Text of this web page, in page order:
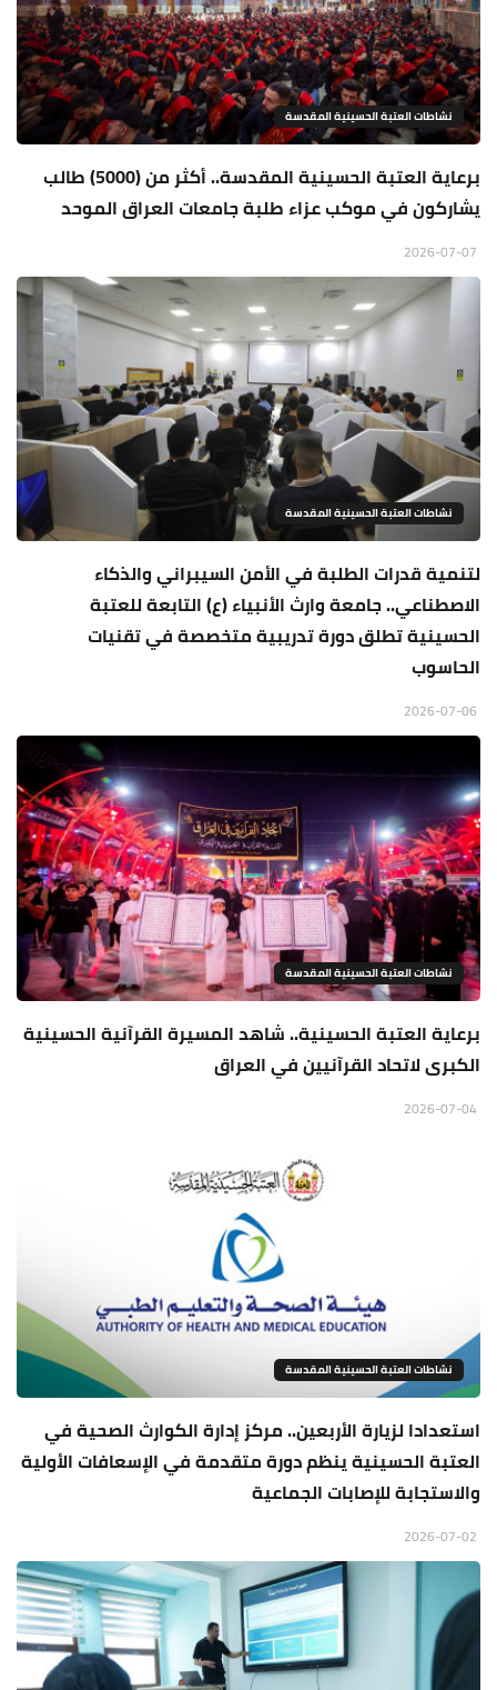
نشاطات العتبة الحسينية المقدسة
برعاية العتبة الحسينية المقدسة.. أكثر من (5000) طالب
يشاركون في موكب عزاء طلبة جامعات العراق الموحد
نشاطات العتبة الحسينية المقدسة
لتنمية قدرات الطلبة في الأمن السيبراني والذكاء
الاصطناعي.. جامعة وارث الأنبياء (ع) التابعة للعتبة
الحسينية تطلق دورة تدريبية متخصصة في تقنيات
الحاسوب
نشاطات العتبة الحسينية المقدسة
برعاية العتبة الحسينية.. شاهد المسيرة القرآنية الحسينية
الكبرى لاتحاد القرآنيين في العراق
نشاطات العتبة الحسينية المقدسة
استعدادا لزيارة الأربعين.. مركز إدارة الكوارث الصحية في
العتبة الحسينية ينظم دورة متقدمة في الإسعافات الأولية
والاستجابة للإصابات الجماعية